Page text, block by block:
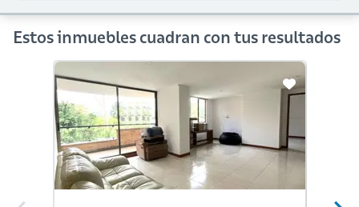
Estos inmuebles cuadran con tus resultados